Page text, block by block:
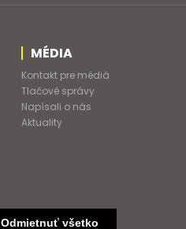
Odmietnuť všetko
MÉDIA
Kontakt pre médiá
Tlačové správy
Napísali o nás
Aktuality